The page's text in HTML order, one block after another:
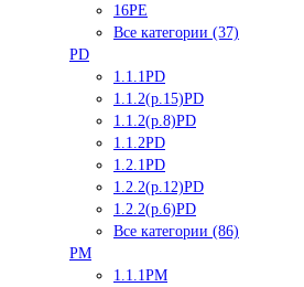
16PE
Все категории (37)
PD
1.1.1PD
1.1.2(р.15)PD
1.1.2(р.8)PD
1.1.2PD
1.2.1PD
1.2.2(р.12)PD
1.2.2(р.6)PD
Все категории (86)
PM
1.1.1PM